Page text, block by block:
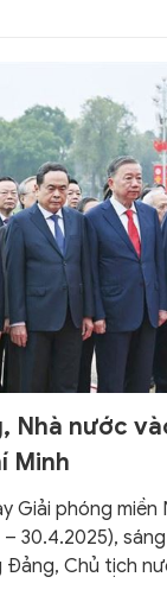
Nhà nước
Minh
Giải phóng
30.4.2025),
Đảng, Chủ tịch
ương Mặt